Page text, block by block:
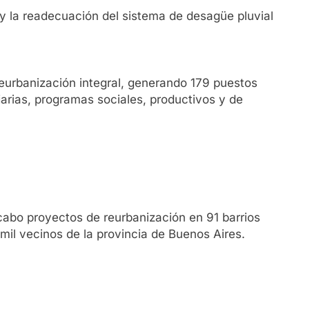
readecuación del sistema de desagüe pluvial
integral, generando 179 puestos
programas sociales, productivos y de
proyectos de reurbanización en 91 barrios
vecinos de la provincia de Buenos Aires.